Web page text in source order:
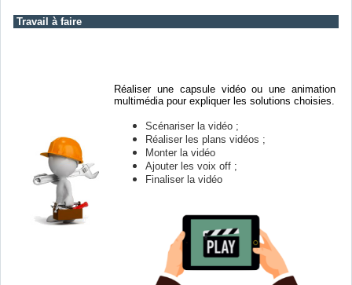
Travail à faire
Réaliserune capsule vidéo ou une animation
multimédia pour expliquer les solutions choisies.
Scénariser la vidéo ;
Réaliser les plans vidéos ;
Monter la vidéo
Ajouter les voix off ;
Finaliser la vidéo